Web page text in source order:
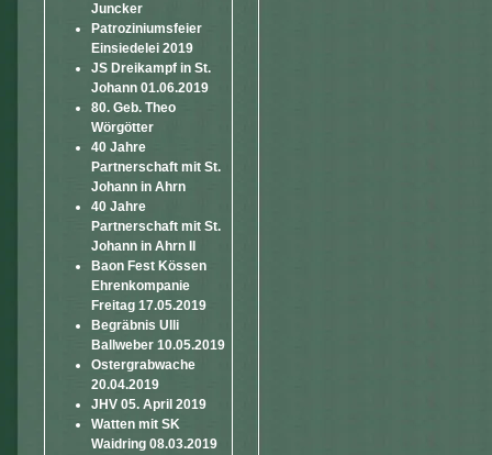
Juncker
Patroziniumsfeier
Einsiedelei 2019
JS Dreikampf in St.
Johann 01.06.2019
80. Geb. Theo
Wörgötter
40 Jahre
Partnerschaft mit St.
Johann in Ahrn
40 Jahre
Partnerschaft mit St.
Johann in Ahrn II
Baon Fest Kössen
Ehrenkompanie
Freitag 17.05.2019
Begräbnis Ulli
Ballweber 10.05.2019
Ostergrabwache
20.04.2019
JHV 05. April 2019
Watten mit SK
Waidring 08.03.2019